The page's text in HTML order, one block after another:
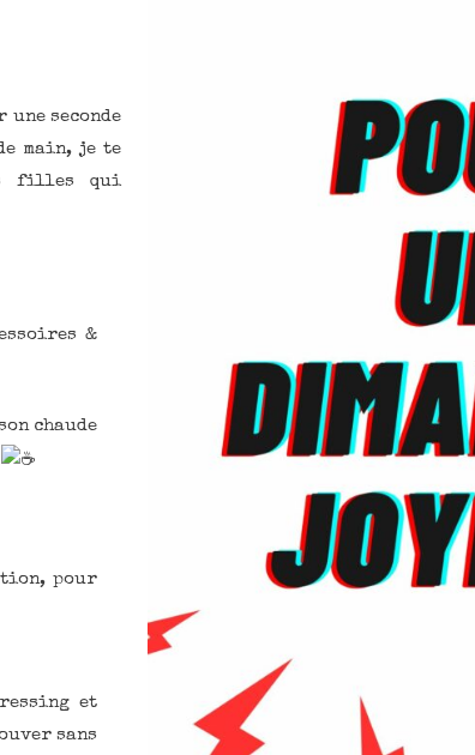
seconde
main, je te
filles qui
&
chaude
pour
et
sans